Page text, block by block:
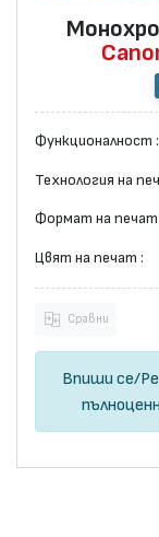
Функционалност :
Технология на
Формат на печат
Цвят на печат :
Сравни
Впиши се/